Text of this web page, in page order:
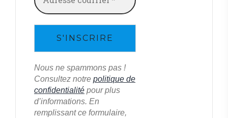
Nous ne spammons pas !
Consultez notre politique de
confidentialité pour plus
d’informations. En
remplissant ce formulaire,